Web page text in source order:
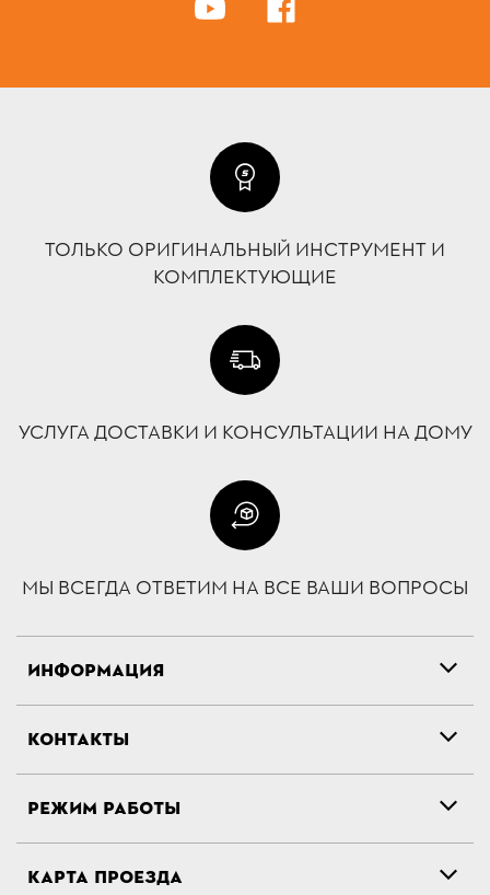
ТОЛЬКО ОРИГИНАЛЬНЫЙ ИНСТРУМЕНТ И
КОМПЛЕКТУЮЩИЕ
УСЛУГА ДОСТАВКИ И КОНСУЛЬТАЦИИ НА ДОМУ
МЫ ВСЕГДА ОТВЕТИМ НА ВСЕ ВАШИ ВОПРОСЫ
ИНФОРМАЦИЯ
КОНТАКТЫ
РЕЖИМ РАБОТЫ
КАРТА ПРОЕЗДА